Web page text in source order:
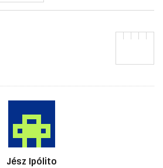
Jész Ipólito